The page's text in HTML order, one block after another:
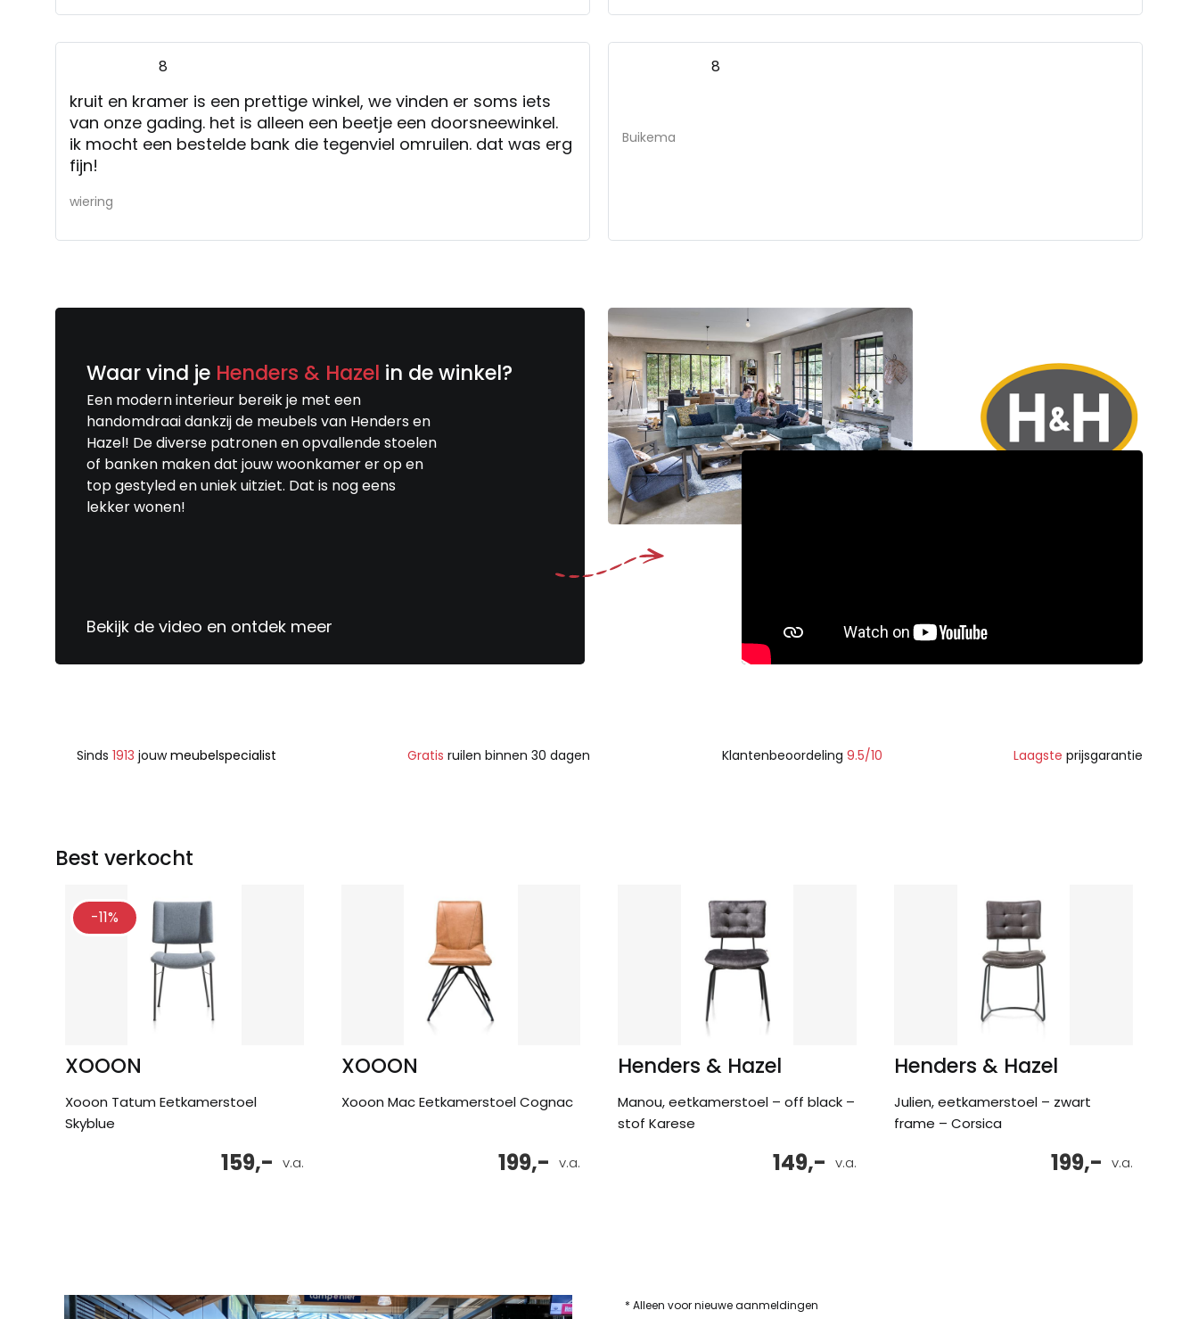
8
kruit en kramer is een prettige winkel, we vinden er soms iets
van onze gading. het is alleen een beetje een doorsneewinkel.
ik mocht een bestelde bank die tegenviel omruilen. dat was erg
fijn!
wiering
8
Buikema
Waar vind je Henders & Hazel in de winkel?
Een modern interieur bereik je met een
handomdraai dankzij de meubels van Henders en
Hazel! De diverse patronen en opvallende stoelen
of banken maken dat jouw woonkamer er op en
top gestyled en uniek uitziet. Dat is nog eens
lekker wonen!
Bekijk de video en ontdek meer
Sinds 1913 jouwmeubelspecialist Gratis ruilen binnen 30 dagen Klantenbeoordeling 9.5/10 Laagste prijsgarantie
Best verkocht
-11%
XOOON
Xooon Tatum Eetkamerstoel
Skyblue
v.a.
159,-
XOOON
Xooon Mac Eetkamerstoel Cognac
v.a.
199,-
Henders & Hazel
Manou, eetkamerstoel – off black –
stof Karese
v.a.
149,-
Henders & Hazel
Julien, eetkamerstoel – zwart
frame – Corsica
v.a.
199,-
* Alleen voor nieuwe aanmeldingen